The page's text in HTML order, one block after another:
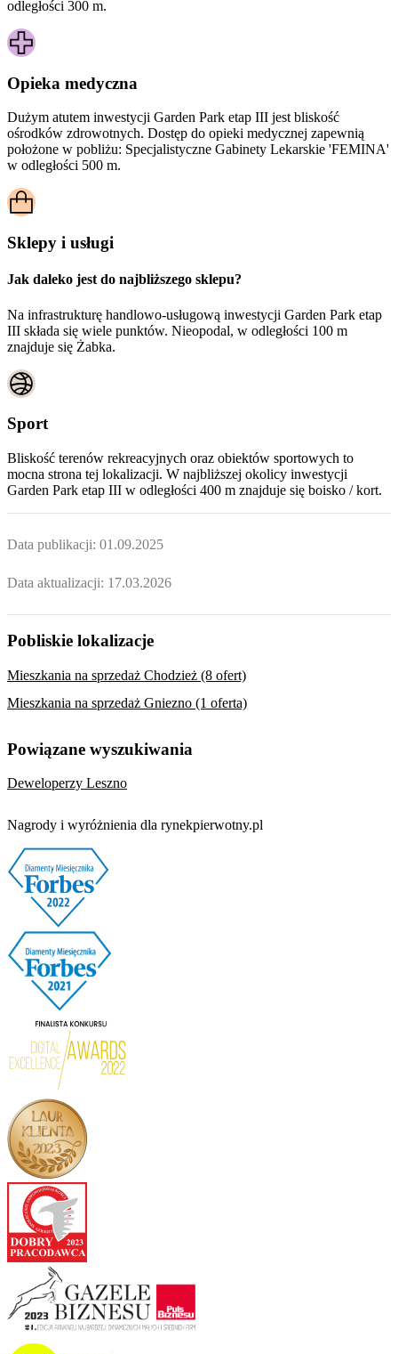
odległości 300 m.
Opieka medyczna
Dużym atutem inwestycji Garden Park etap III jest bliskość
ośrodków zdrowotnych. Dostęp do opieki medycznej zapewnią
położone w pobliżu: Specjalistyczne Gabinety Lekarskie 'FEMINA'
w odległości 500 m.
Sklepy i usługi
Jak daleko jest do najbliższego sklepu?
Na infrastrukturę handlowo-usługową inwestycji Garden Park etap
III składa się wiele punktów. Nieopodal, w odległości 100 m
znajduje się Żabka.
Sport
Bliskość terenów rekreacyjnych oraz obiektów sportowych to
mocna strona tej lokalizacji. W najbliższej okolicy inwestycji
Garden Park etap III w odległości 400 m znajduje się boisko / kort.
Data publikacji: 01.09.2025
Data aktualizacji: 17.03.2026
Pobliskie lokalizacje
Mieszkania na sprzedaż Chodzież (8 ofert)
Mieszkania na sprzedaż Gniezno (1 oferta)
Powiązane wyszukiwania
Deweloperzy Leszno
Nagrody i wyróżnienia dla rynekpierwotny.pl